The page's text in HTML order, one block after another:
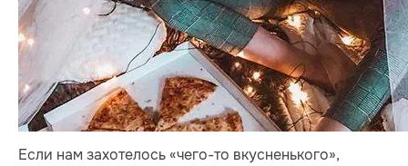
Если нам захотелось «чего-то вкусненького»,